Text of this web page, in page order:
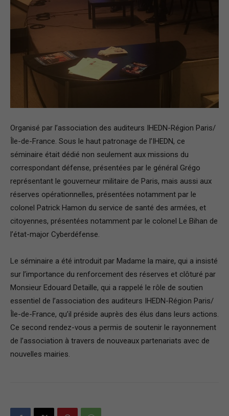
Paris
Ile-
Organisé par l’association des auditeurs IHEDN-Région Paris/
Île-de-France. Sous le haut patronage de l’IHEDN, ce
séminaire était dédié non seulement aux missions du
correspondant défense, présentées par le général Grégo
représentant le gouverneur militaire de Paris, mais aussi aux
réserves opérationnelles, présentées notamment par le
colonel Patrick Hamon du service de santé des armées, et
citoyennes, présentées notamment par le colonel Le Bihan de
l’état-major Cyberdéfense.
Le séminaire a été introduit par Madame la maire, qui a insisté
sur l’importance du renforcement des réserves et clôturé par
Monsieur Edouard Detaille, qui a rappelé le rôle de soutien
essentiel de l’association des auditeurs IHEDN-Région Paris/
Île-de-France, qu’il préside auprès des élus dans leurs actions.
Ce second rendez-vous a permis de soutenir le rayonnement
de l’association à travers de nouveaux partenariats avec de
nouvelles mairies.